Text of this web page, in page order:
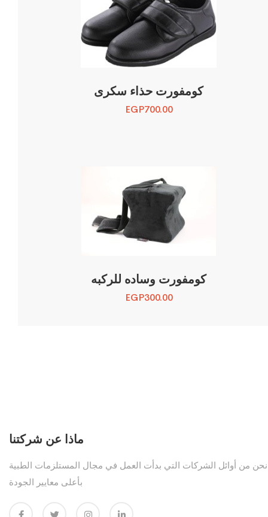
كومفورت حذاء سكرى
EGP700.00
كومفورت وساده للركبه
EGP300.00
ماذا عن شركتنا
نحن من أوائل الشركات التي بدأت العمل في مجال المستلزمات الطبية
بأعلى معايير الجودة